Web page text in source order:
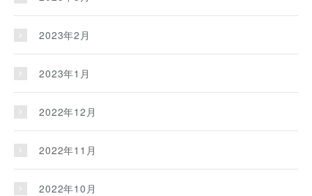
2023年2月
2023年1月
2022年12月
2022年11月
2022年10月